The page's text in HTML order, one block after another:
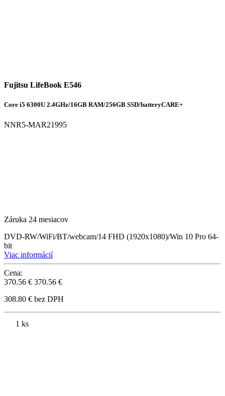
Fujitsu LifeBook E546
Core i5 6300U 2.4GHz/16GB RAM/256GB SSD/batteryCARE+
NNR5-MAR21995
Záruka 24 mesiacov
DVD-RW/WiFi/BT/webcam/14 FHD (1920x1080)/Win 10 Pro 64-
bit
Viac informácií
Cena:
370.56 € 370.56 €
308.80 € bez DPH
1 ks